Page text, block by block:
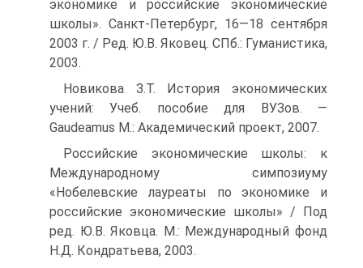
экономике и российские экономические
школы». Санкт-Петербург, 16—18 сентября
2003 г. / Ред. Ю.В. Яковец. СПб.: Гуманистика,
2003.
Новикова З.Т. История экономических
учений: Учеб. пособие для ВУЗов. —
Gaudeamus М.: Академический проект, 2007.
Российские экономические школы: к
Международному симпозиуму
«Нобелевские лауреаты по экономике и
российские экономические школы» / Под
ред. Ю.В. Яковца. М.: Международный фонд
Н.Д. Кондратьева, 2003.